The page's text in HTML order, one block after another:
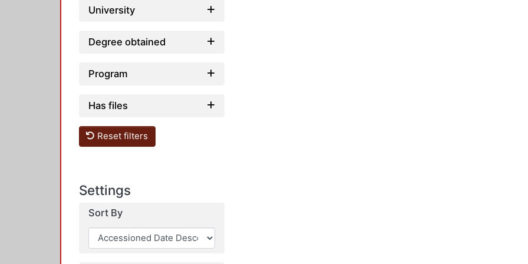
University
Degree obtained
Program
Has files
Reset filters
Settings
Sort By